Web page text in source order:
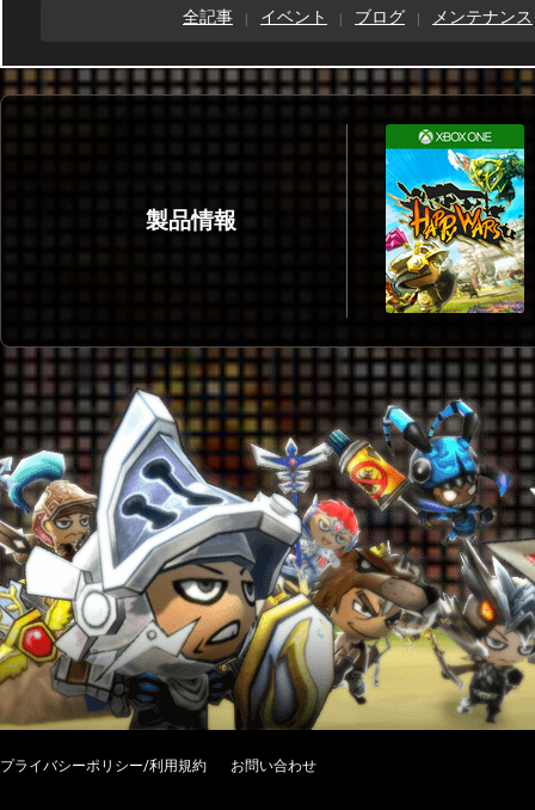
全記事 イベント ブログ メンテナンス
製品情報
プライバシーポリシー/利用規約 お問い合わせ